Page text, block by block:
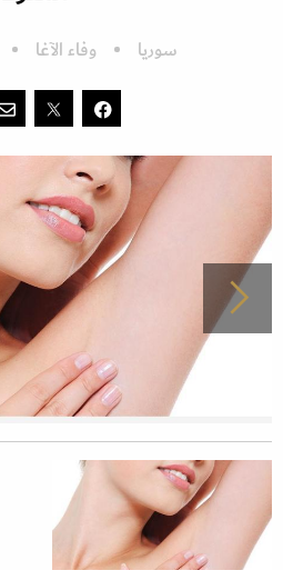
سوريا وفاء الآغا